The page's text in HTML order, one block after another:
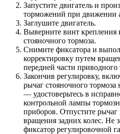
Запустите двигатель и
торможений при движении
Заглушите двигатель.
Выверните винт
стояночного тормоза.
Снимите фиксатора и
корректировку путем
передней части приводного
Закончив регулировку,
рычаг стояночного
— удостоверьтесь в
контрольной лампы
приборов. Отпустите рычаг
вращения задних колес. Не
фиксатор регулировочной